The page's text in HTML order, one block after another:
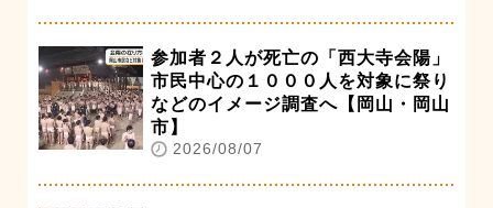
参加者２人が死亡の「西大寺会陽」
市民中心の１０００人を対象に祭り
などのイメージ調査へ【岡山・岡山
市】
2026/08/07